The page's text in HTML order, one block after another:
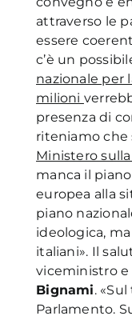
attraverso le
essere
c’è un
nazionale per
milioni
presenza di
riteniamo che
Ministero sulla
manca il
europea alla
piano
ideologica,
italiani». Il
viceministro e
Bignami.
Parlamento.